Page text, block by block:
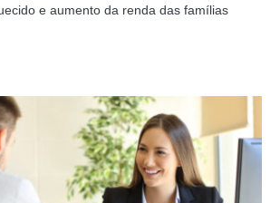
e aumento da renda das famílias